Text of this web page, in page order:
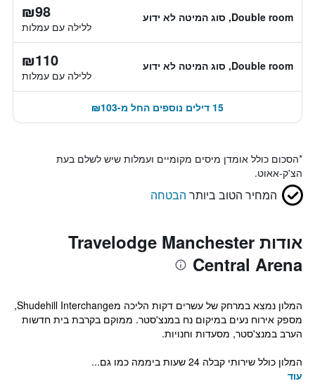
Double room, סוג המיטה לא ידוע ₪98
ללילה עם עמלות
Double room, סוג המיטה לא ידוע ₪110
ללילה עם עמלות
15 דילים נוספים החל מ-₪103
*הסכום כולל אומדן מיסים מקומיים ועמלות שיש לשלם בעת
הצ'ק-אאוט.
המחיר הטוב ביותר הבטחה
אודות Travelodge Manchester
Central Arena
המלון נמצא במרחק של עשרים דקות הליכה מShudehill Interchange,
מספק אירוח נעים במיקום נח במנצ'סטר. ממוקם בקרבת בית חדשות
הערב במנצ'סטר, מסעדות וחנויות.
המלון כולל שירותי קבלה 24 שעות ביממה כמו גם...
עוד